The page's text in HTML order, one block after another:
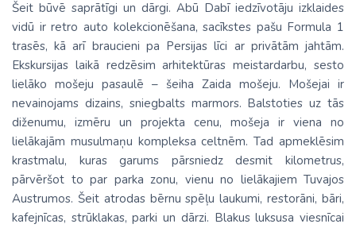
Šeit būvē saprātīgi un dārgi. Abū Dabī iedzīvotāju izklaides
vidū ir retro auto kolekcionēšana, sacīkstes pašu Formula 1
trasēs, kā arī braucieni pa Persijas līci ar privātām jahtām.
Ekskursijas laikā redzēsim arhitektūras meistardarbu, sesto
lielāko mošeju pasaulē – šeiha Zaida mošeju. Mošejai ir
nevainojams dizains, sniegbalts marmors. Balstoties uz tās
diženumu, izmēru un projekta cenu, mošeja ir viena no
lielākajām musulmaņu kompleksa celtnēm. Tad apmeklēsim
krastmalu, kuras garums pārsniedz desmit kilometrus,
pārvēršot to par parka zonu, vienu no lielākajiem Tuvajos
Austrumos. Šeit atrodas bērnu spēļu laukumi, restorāni, bāri,
kafejnīcas, strūklakas, parki un dārzi. Blakus luksusa viesnīcai